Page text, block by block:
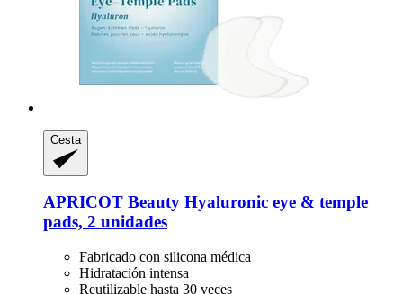
Cesta
APRICOT Beauty Hyaluronic eye & temple
pads, 2 unidades
Fabricado con silicona médica
Hidratación intensa
Reutilizable hasta 30 veces